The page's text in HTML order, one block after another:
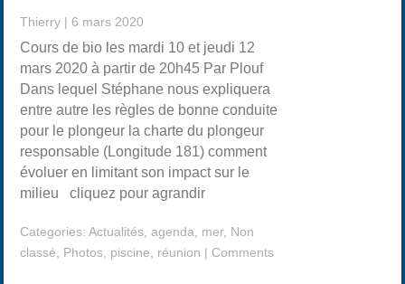
Thierry | 6 mars 2020
Cours de bio les mardi 10 et jeudi 12
mars 2020 à partir de 20h45 Par Plouf
Dans lequel Stéphane nous expliquera
entre autre les règles de bonne conduite
pour le plongeur la charte du plongeur
responsable (Longitude 181) comment
évoluer en limitant son impact sur le
milieu cliquez pour agrandir
Categories:Actualités ,agenda mer, Non
classé
Photos piscine réunion | Comments